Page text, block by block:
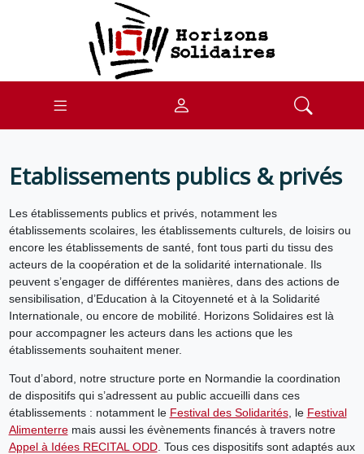
Etablissements publics & privés
Les établissements publics et privés, notamment les
établissements scolaires, les établissements culturels, de loisirs ou
encore les établissements de santé, font tous parti du tissu des
acteurs de la coopération et de la solidarité internationale. Ils
peuvent s’engager de différentes manières, dans des actions de
sensibilisation, d’Education à la Citoyenneté et à la Solidarité
Internationale, ou encore de mobilité. Horizons Solidaires est là
pour accompagner les acteurs dans les actions que les
établissements souhaitent mener.
Tout d’abord, notre structure porte en Normandie la coordination
de dispositifs qui s’adressent au public accueilli dans ces
établissements : notamment le Festival des Solidarités, le Festival
Alimenterremais aussi les évènements financés à travers notre
Appel à Idées RECITAL ODD. Tous ces dispositifs sont adaptés aux